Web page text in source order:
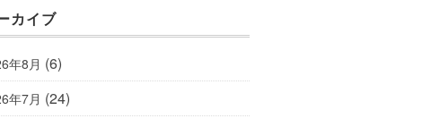
カイブ
年8月 (6)
年7月 (24)